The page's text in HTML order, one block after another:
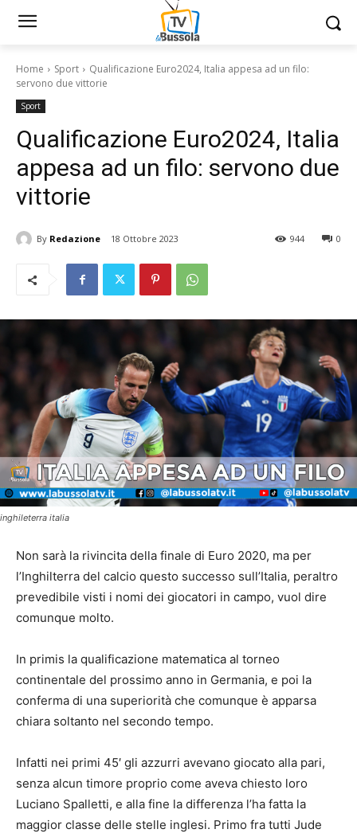
Home Sport
Qualificazione Euro2024, Italia appesa ad un filo:
servono due vittorie
Sport
Qualificazione Euro2024, Italia
appesa ad un filo: servono due
vittorie
By Redazione 18 Ottobre 2023 0
944
inghileterra italia
Non sarà la rivincita della finale di Euro 2020, ma per
l’Inghilterra del calcio questo successo sull’Italia, peraltro
prevedibile visti i nomi dei giocatori in campo, vuol dire
comunque molto.
In primis la qualificazione matematica al torneo
continentale del prossimo anno in Germania, e poi la
conferma di una superiorità che comunque è apparsa
chiara soltanto nel secondo tempo.
Infatti nei primi 45′ gli azzurri avevano giocato alla pari,
senza alcun timore proprio come aveva chiesto loro
Luciano Spalletti, e alla fine la differenza l’ha fatta la
maggior classe delle stelle inglesi. Primo fra tutti Jude